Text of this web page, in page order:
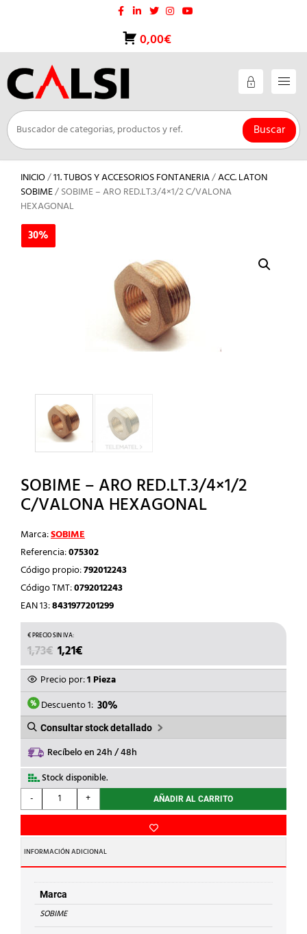
0,00€
Buscar
INICIO/11. TUBOS Y ACCESORIOS FONTANERIA/ACC. LATON
SOBIME/ SOBIME – ARO RED.LT.3/4×1/2 C/VALONA
HEXAGONAL
30%
SOBIME – ARO RED.LT.3/4×1/2
C/VALONA HEXAGONAL
Marca:SOBIME
Referencia:075302
Código propio:792012243
Código TMT:0792012243
EAN 13:8431977201299
1,73€ EL
PRECIO
ORIGINAL
ERA:
1,73€.
1,21€
PRECIO
ACTUAL
ES:
1,21€.
Precio por:1 Pieza
Descuento 1: 30%
Consultar stock detallado
Recíbelo en 24h / 48h
Stock disponible.
-
SOBIME
-
RED.LT.3/4x1/2
C/VALONA
HEXAGONAL
cantidad
+ AÑADIR AL CARRITO
INFORMACIÓN ADICIONAL
Marca
SOBIME
30%